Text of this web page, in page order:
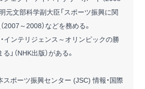
明元文部科学副大臣「スポーツ振興に関
2007～2008）などを務める。
インテリジェンス～オリンピックの勝
」（NHK出版）がある。
ポーツ振興センター (JSC) 情報・国際